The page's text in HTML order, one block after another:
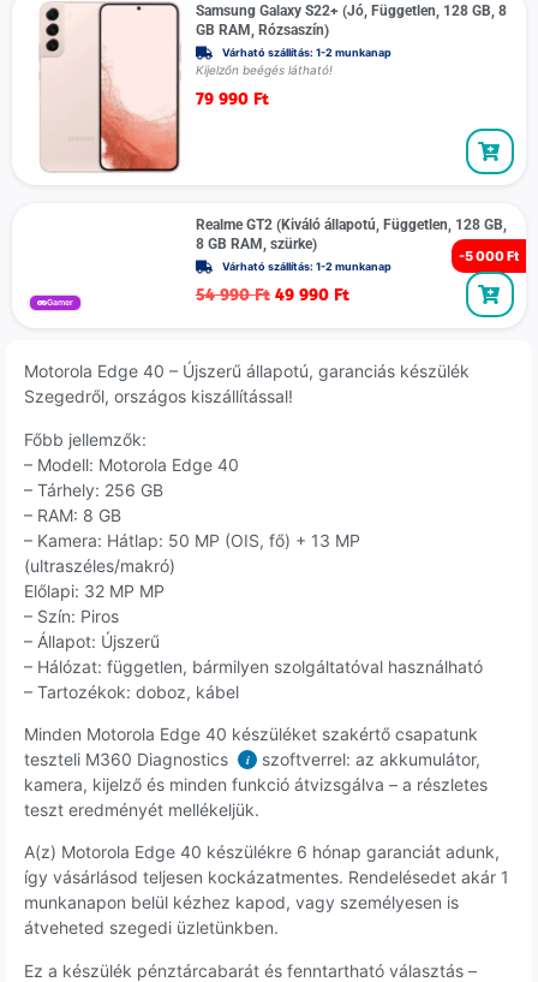
Samsung Galaxy S22+ (Jó, Független, 128 GB, 8
GB RAM, Rózsaszín)
Várható szállítás: 1-2 munkanap
Kijelzőn beégés látható!
79 990 Ft
-5 000 Ft
Gamer
Realme GT2 (Kiváló állapotú, Független, 128 GB,
8 GB RAM, szürke)
Várható szállítás: 1-2 munkanap
54 990Ft 49 990 Ft
Motorola Edge 40 – Újszerű állapotú, garanciás készülék
Szegedről, országos kiszállítással!
Főbb jellemzők:
– Modell: Motorola Edge 40
– Tárhely: 256 GB
– RAM: 8 GB
– Kamera: Hátlap: 50 MP (OIS, fő) + 13 MP
(ultraszéles/makró)
Előlapi: 32 MP MP
– Szín: Piros
– Állapot: Újszerű
– Hálózat: független, bármilyen szolgáltatóval használható
– Tartozékok: doboz, kábel
Minden Motorola Edge 40 készüléket szakértő csapatunk
teszteli M360 Diagnostics
i
szoftverrel: az akkumulátor,
kamera, kijelző és minden funkció átvizsgálva – a részletes
teszt eredményét mellékeljük.
A(z) Motorola Edge 40 készülékre 6 hónap garanciát adunk,
így vásárlásod teljesen kockázatmentes. Rendelésedet akár 1
munkanapon belül kézhez kapod, vagy személyesen is
átveheted szegedi üzletünkben.
Ez a készülék pénztárcabarát és fenntartható választás –